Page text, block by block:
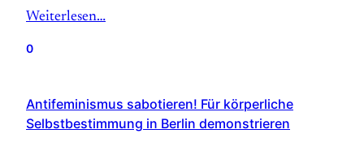
Weiterlesen…
0
Antifeminismus sabotieren! Für körperliche
Selbstbestimmung in Berlin demonstrieren